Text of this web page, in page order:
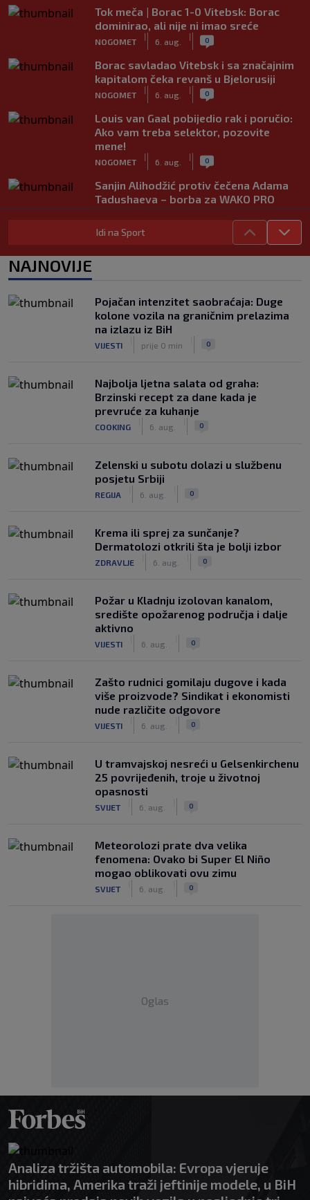
Tok meča | Borac 1-0 Vitebsk: Borac
dominirao, ali nije ni imao sreće
NOGOMET
|
6. aug.
| 0
Borac savladao Vitebsk i sa značajnim
kapitalom čeka revanš u Bjelorusiji
NOGOMET
|
6. aug.
| 0
Louis van Gaal pobijedio rak i poručio:
Ako vam treba selektor, pozovite
mene!
NOGOMET
|
6. aug.
| 0
Sanjin Alihodžić protiv čečena Adama
Tadushaeva – borba za WAKO PRO
titulu
OSTALI SPORTOVI
Slavni klub potresa kriza: Kultni
stadion u Italiji bit će prazan na
početku sezone, navijači objavili rat
upravi
Idi na Sport
NAJNOVIJE
Pojačan intenzitet saobraćaja: Duge
kolone vozila na graničnim prelazima
na izlazu iz BiH
VIJESTI prije 0 min 0
Najbolja ljetna salata od graha:
Brzinski recept za dane kada je
prevruće za kuhanje
COOKING 6. aug. 0
Zelenski u subotu dolazi u službenu
posjetu Srbiji
REGIJA 6. aug. 0
Krema ili sprej za sunčanje?
Dermatolozi otkrili šta je bolji izbor
ZDRAVLJE 6. aug. 0
Požar u Kladnju izolovan kanalom,
središte opožarenog područja i dalje
aktivno
VIJESTI 6. aug. 0
Zašto rudnici gomilaju dugove i kada
više proizvode? Sindikat i ekonomisti
nude različite odgovore
VIJESTI 6. aug. 0
U tramvajskoj nesreći u Gelsenkirchenu
25 povrijeđenih, troje u životnoj
opasnosti
SVIJET 6. aug. 0
Meteorolozi prate dva velika
fenomena: Ovako bi Super El Niño
mogao oblikovati ovu zimu
SVIJET 6. aug. 0
Oglas
Analiza tržišta automobila: Evropa vjeruje
hibridima, Amerika traži jeftinije modele, u BiH